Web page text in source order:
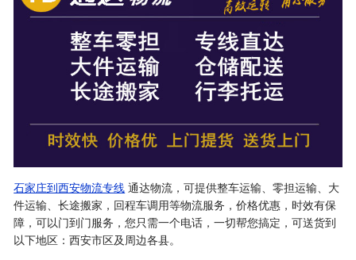
石家庄到西安物流专线 通达物流，可提供整车运输、零担运输、大
件运输、长途搬家，回程车调用等物流服务，价格优惠，时效有保
障，可以门到门服务，您只需一个电话，一切帮您搞定，可送货到
以下地区：西安市区及周边各县。